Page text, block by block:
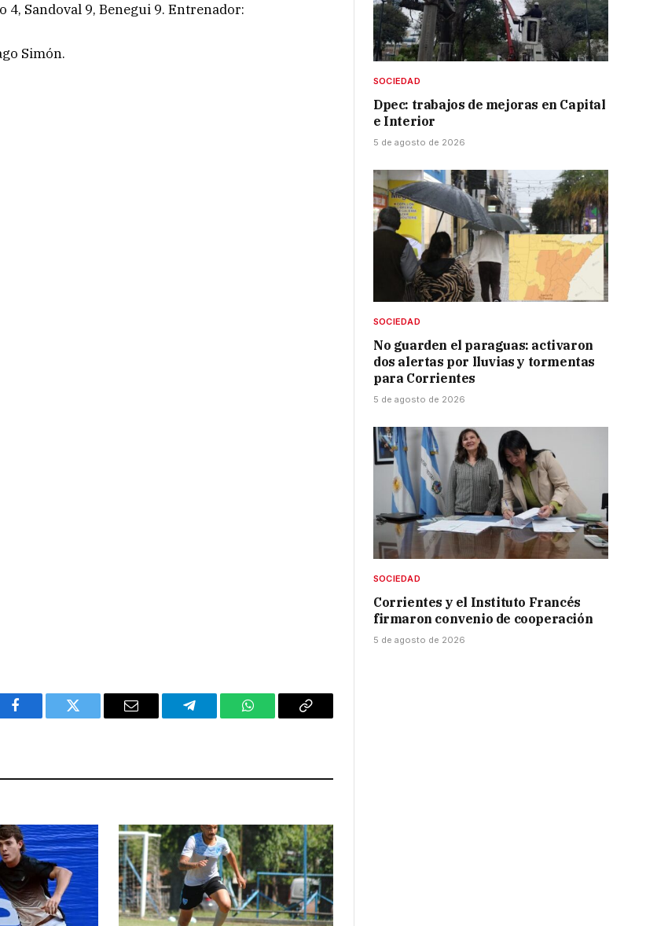
4, Sandoval 9, Benegui 9. Entrenador:
Simón.
Facebook Twitter Email Telegram WhatsAppCopy
SOCIEDAD
Dpec: trabajos de mejoras en Capital
e Interior
5 de agosto de 2026
SOCIEDAD
No guarden el paraguas: activaron
dos alertas por lluvias y tormentas
para Corrientes
5 de agosto de 2026
SOCIEDAD
Corrientes y el Instituto Francés
firmaron convenio de cooperación
5 de agosto de 2026